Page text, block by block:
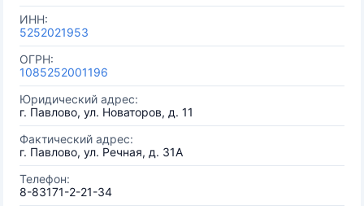
ИНН:
5252021953
ОГРН:
1085252001196
Юридический адрес:
г. Павлово, ул. Новаторов, д. 11
Фактический адрес:
г. Павлово, ул. Речная, д. 31А
Телефон:
8-83171-2-21-34